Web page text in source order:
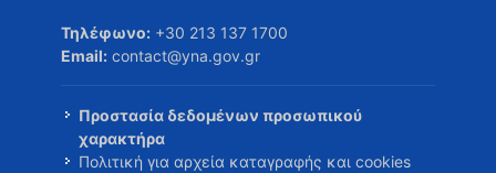
Τηλέφωνο: +30 213 137 1700
Email: contact@yna.gov.gr
Προστασία δεδομένων προσωπικού
χαρακτήρα
Πολιτική για αρχεία καταγραφής και cookies